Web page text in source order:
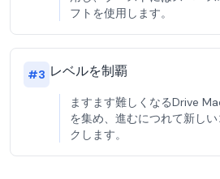
フトを使用します。
#3 レベルを制覇
ますます難しくなるDrive
を集め、進むにつれて新し
クします。